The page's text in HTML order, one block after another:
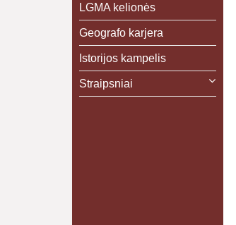
LGMA kelionės
Geografo karjera
Istorijos kampelis
Straipsniai